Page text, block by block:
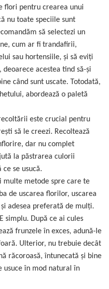
flori pentru crearea unui
nu toate speciile sunt
să selectezi un
cum ar fi trandafirii,
sau hortensiile, şi să eviţi
acestea tind să-și
când sunt uscate. Totodată,
abordează o paletă
este crucial pentru
să le creezi. Recoltează
dar nu complet
la păstrarea culorii
se usucă.
multe metode spre care te
de uscarea florilor, uscarea
adesea preferată de mulți.
simplu. După ce ai cules
frunzele în exces, adună-le
Ulterior, nu trebuie decât
răcoroasă, întunecată și bine
usuce în mod natural în